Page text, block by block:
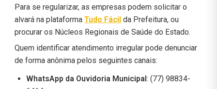
Para se regularizar, as empresas podem solicitar o
alvará na plataforma Tudo Fácil da Prefeitura, ou
procurar os Núcleos Regionais de Saúde do Estado.
Quem identificar atendimento irregular pode denunciar
de forma anônima pelos seguintes canais:
WhatsApp da Ouvidoria Municipal: (77) 98834-